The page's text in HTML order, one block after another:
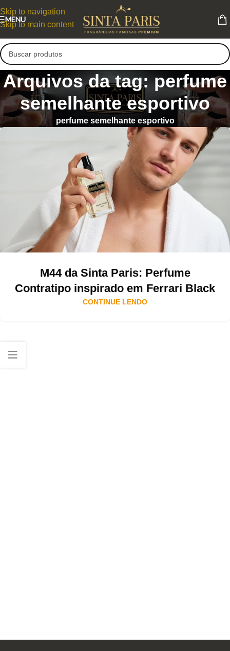
Skip to navigation
Skip to main content
MENU
Arquivos da tag: perfume
semelhante esportivo
perfume semelhante esportivo
M44 da Sinta Paris: Perfume
Contratipo inspirado em Ferrari Black
CONTINUE LENDO